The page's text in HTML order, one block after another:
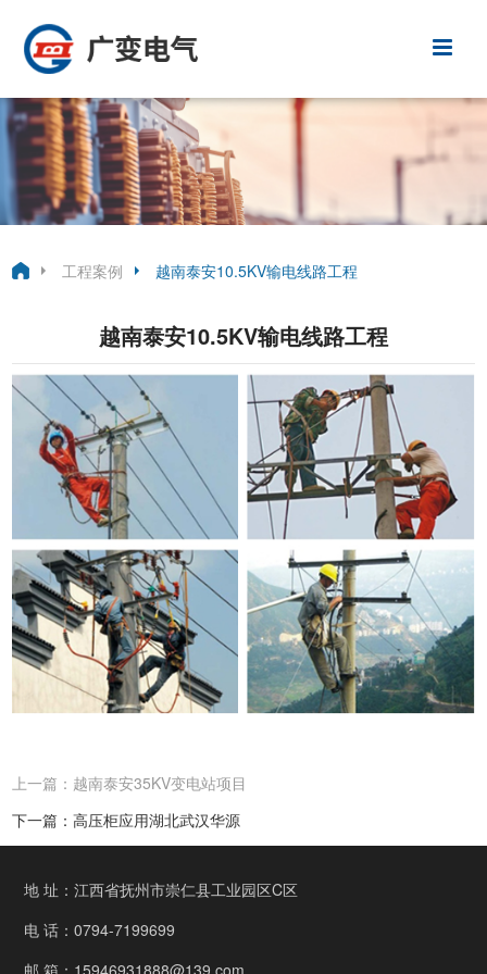
工程案例 越南泰安10.5KV输电线路工程
越南泰安10.5KV输电线路工程
上一篇：越南泰安35KV变电站项目
下一篇：高压柜应用湖北武汉华源
地 址：江西省抚州市崇仁县工业园区C区
电 话：0794-7199699